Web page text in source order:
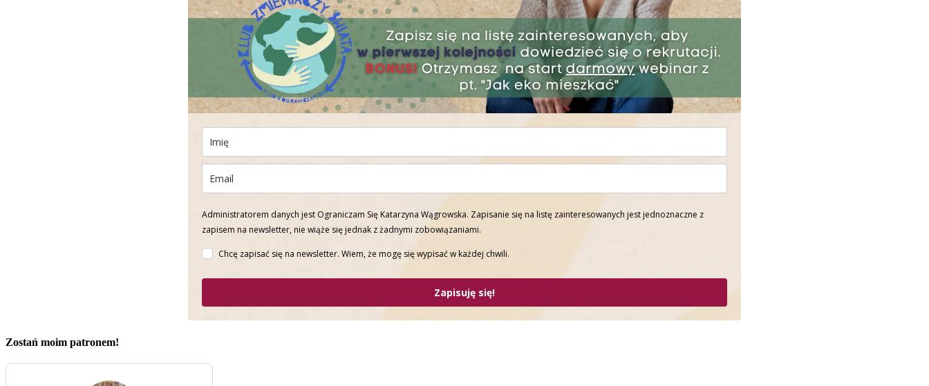
Administratorem danych jest Ograniczam Się Katarzyna Wągrowska. Zapisanie się na listę zainteresowanych jest jednoznaczne z
zapisem na newsletter, nie wiąże się jednak z żadnymi zobowiązaniami.
Chcę zapisać się na newsletter. Wiem, że mogę się wypisać w każdej chwili.
Zapisuję się!
Zostań moim patronem!